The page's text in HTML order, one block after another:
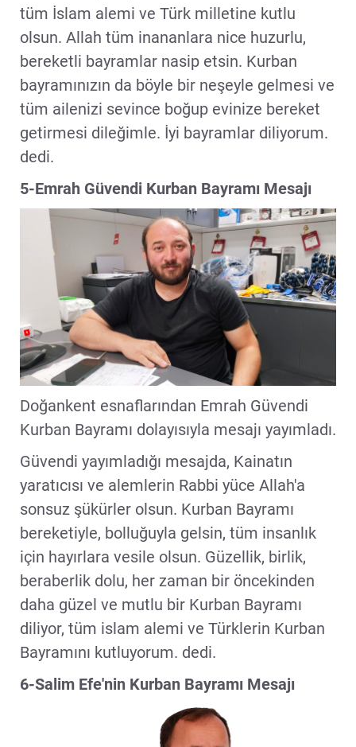
tüm İslam alemi ve Türk milletine kutlu
olsun. Allah tüm inananlara nice huzurlu,
bereketli bayramlar nasip etsin. Kurban
bayramınızın da böyle bir neşeyle gelmesi ve
tüm ailenizi sevince boğup evinize bereket
getirmesi dileğimle. İyi bayramlar diliyorum.
dedi.
5-Emrah Güvendi Kurban Bayramı Mesajı
Doğankent esnaflarından Emrah Güvendi
Kurban Bayramı dolayısıyla mesajı yayımladı.
Güvendi yayımladığı mesajda, Kainatın
yaratıcısı ve alemlerin Rabbi yüce Allah'a
sonsuz şükürler olsun. Kurban Bayramı
bereketiyle, bolluğuyla gelsin, tüm insanlık
için hayırlara vesile olsun. Güzellik, birlik,
beraberlik dolu, her zaman bir öncekinden
daha güzel ve mutlu bir Kurban Bayramı
diliyor, tüm islam alemi ve Türklerin Kurban
Bayramını kutluyorum. dedi.
6-Salim Efe'nin Kurban Bayramı Mesajı